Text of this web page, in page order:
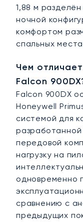
1,88 м
ночной
комфортом
спальных
Чем
Falcon
Falcon 900DX
Honeywell
системой для
передовой
нагрузку на
одновременно
сравнению с
предыдущих